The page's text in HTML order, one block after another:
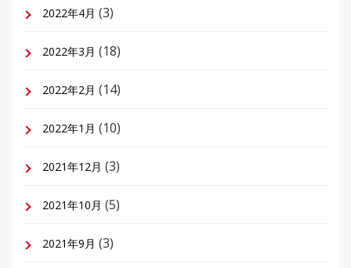
2022年4月 (3)
2022年3月 (18)
2022年2月 (14)
2022年1月 (10)
2021年12月 (3)
2021年10月 (5)
2021年9月 (3)